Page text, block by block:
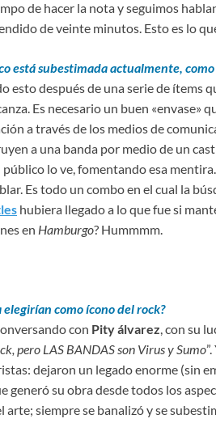
de hacer la nota y seguimos
de veinte minutos. Esto es lo
está subestimada actualmente,
esto después de una serie de ítems
Es necesario un buen «envase»
a través de los medios de
a una banda por medio de un
público lo ve, fomentando esa
Es todo un combo en el cual la
hubiera llegado a lo que fue si
en Hamburgo? Hummmm.
como ícono del rock?
con Pity álvarez, con su
pero LAS BANDAS son Virus y Sumo
dejaron un legado enorme (sin
generó su obra desde todos los
siempre se banalizó y se